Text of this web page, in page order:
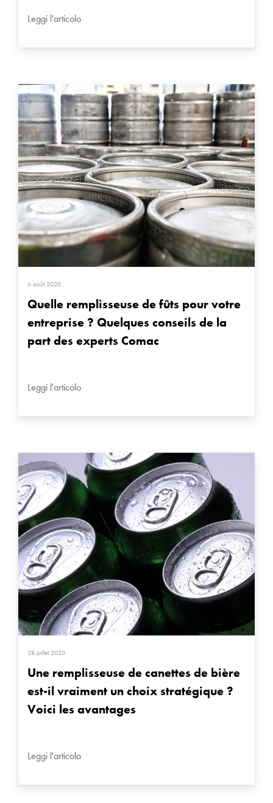
Leggi l'articolo
6 août 2020
Quelle remplisseuse de fûts pour votre
entreprise ? Quelques conseils de la
part des experts Comac
Leggi l'articolo
28 juillet 2020
Une remplisseuse de canettes de bière
est-il vraiment un choix stratégique ?
Voici les avantages
Leggi l'articolo